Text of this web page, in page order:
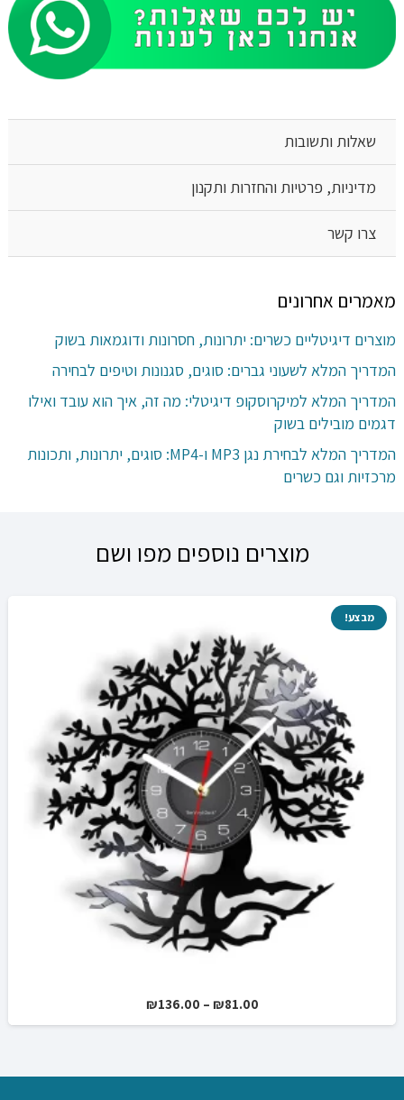
שאלות ותשובות
מדיניות, פרטיות והחזרות ותקנון
צרו קשר
מאמרים אחרונים
מוצרים דיגיטליים כשרים: יתרונות, חסרונות ודוגמאות בשוק
המדריך המלא לשעוני גברים: סוגים, סגנונות וטיפים לבחירה
המדריך המלא למיקרוסקופ דיגיטלי: מה זה, איך הוא עובד ואילו
דגמים מובילים בשוק
המדריך המלא לבחירת נגן MP3 ו-MP4: סוגים, יתרונות, ותכונות
מרכזיות וגם כשרים
מוצרים נוספים מפו ושם
מבצע!
₪81.00
–
₪136.00
מחירים:
עד